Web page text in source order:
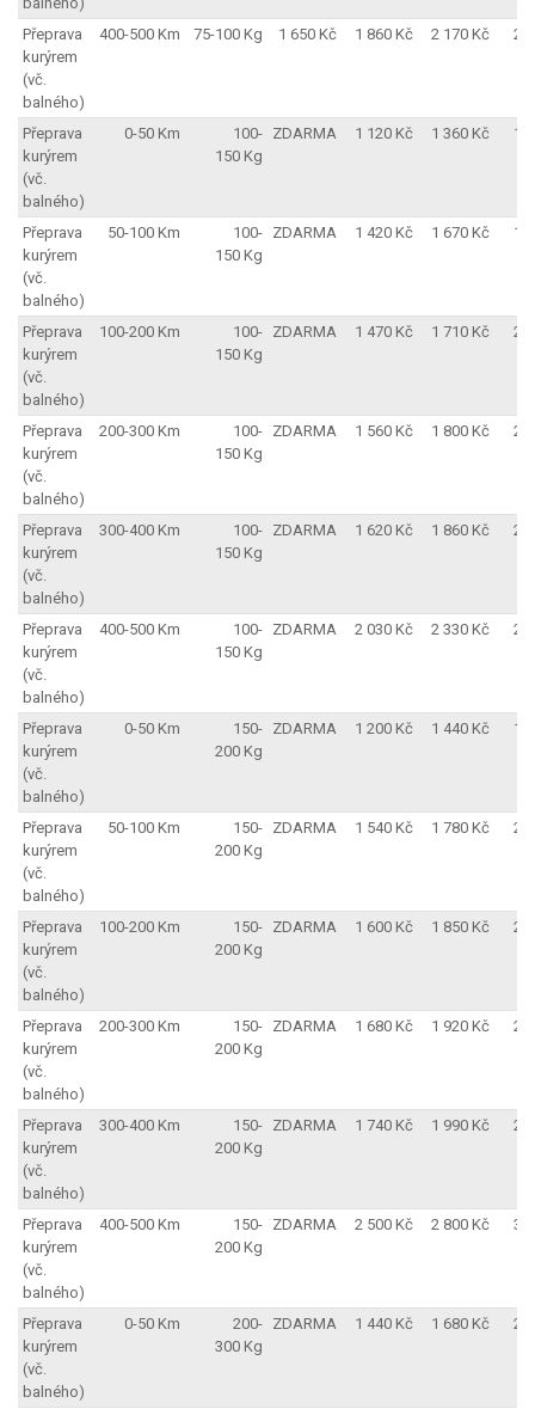
Přeprava
kurýrem
(vč.
balného)
400-500 Km 75-100 Kg 1 650 Kč 1 860 Kč 2 170 Kč 2
Přeprava
kurýrem
(vč.
balného)
0-50 Km
100-
150 Kg
ZDARMA 1 120 Kč 1 360 Kč 1
Přeprava
kurýrem
(vč.
balného)
50-100 Km
100-
150 Kg
ZDARMA 1 420 Kč 1 670 Kč 1
Přeprava
kurýrem
(vč.
balného)
100-200 Km
100-
150 Kg
ZDARMA 1 470 Kč 1 710 Kč 2
Přeprava
kurýrem
(vč.
balného)
200-300 Km
100-
150 Kg
ZDARMA 1 560 Kč 1 800 Kč 2
Přeprava
kurýrem
(vč.
balného)
300-400 Km
100-
150 Kg
ZDARMA 1 620 Kč 1 860 Kč 2
Přeprava
kurýrem
(vč.
balného)
400-500 Km
100-
150 Kg
ZDARMA 2 030 Kč 2 330 Kč 2
Přeprava
kurýrem
(vč.
balného)
0-50 Km
150-
200 Kg
ZDARMA 1 200 Kč 1 440 Kč 1
Přeprava
kurýrem
(vč.
balného)
50-100 Km
150-
200 Kg
ZDARMA 1 540 Kč 1 780 Kč 2
Přeprava
kurýrem
(vč.
balného)
100-200 Km
150-
200 Kg
ZDARMA 1 600 Kč 1 850 Kč 2
Přeprava
kurýrem
(vč.
balného)
200-300 Km
150-
200 Kg
ZDARMA 1 680 Kč 1 920 Kč 2
Přeprava
kurýrem
(vč.
balného)
300-400 Km
150-
200 Kg
ZDARMA 1 740 Kč 1 990 Kč 2
Přeprava
kurýrem
(vč.
balného)
400-500 Km
150-
200 Kg
ZDARMA 2 500 Kč 2 800 Kč 3
Přeprava
kurýrem
(vč.
balného)
0-50 Km
200-
300 Kg
ZDARMA 1 440 Kč 1 680 Kč 2